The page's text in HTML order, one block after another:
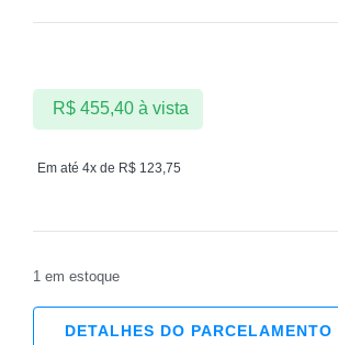
Em até 4x de R$ 123,75
R$455,40 à vista
1 em estoque
DETALHES DO PARCELAMENTO